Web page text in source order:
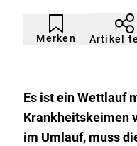
Merken
Artikel
nicht
gemerkt
Durch
Klicken
der
Artikel
Es ist ein Wettlauf
Krankheitskeimen
im Umlauf, muss